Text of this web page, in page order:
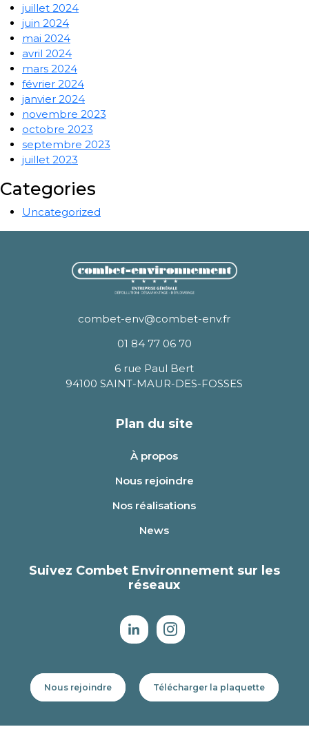
juillet 2024
juin 2024
mai 2024
avril 2024
mars 2024
février 2024
janvier 2024
novembre 2023
octobre 2023
septembre 2023
juillet 2023
Categories
Uncategorized
combet-env@combet-env.fr
01 84 77 06 70
6 rue Paul Bert
94100 SAINT-MAUR-DES-FOSSES
Plan du site
À propos
Nous rejoindre
Nos réalisations
News
Suivez Combet Environnement sur les
réseaux
Nous rejoindre Télécharger la plaquette